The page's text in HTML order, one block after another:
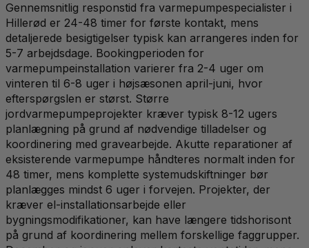
Gennemsnitlig responstid fra varmepumpespecialister i
Hillerød er 24-48 timer for første kontakt, mens
detaljerede besigtigelser typisk kan arrangeres inden for
5-7 arbejdsdage. Bookingperioden for
varmepumpeinstallation varierer fra 2-4 uger om
vinteren til 6-8 uger i højsæsonen april-juni, hvor
efterspørgslen er størst. Større
jordvarmepumpeprojekter kræver typisk 8-12 ugers
planlægning på grund af nødvendige tilladelser og
koordinering med gravearbejde. Akutte reparationer af
eksisterende varmepumpe håndteres normalt inden for
48 timer, mens komplette systemudskiftninger bør
planlægges mindst 6 uger i forvejen. Projekter, der
kræver el-installationsarbejde eller
bygningsmodifikationer, kan have længere tidshorisont
på grund af koordinering mellem forskellige faggrupper.